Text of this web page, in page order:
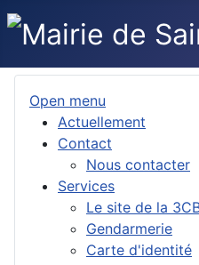
Open menu
Actuellement
Contact
Nous contacter
Services
Le site de la
Gendarmerie
Carte d'identité